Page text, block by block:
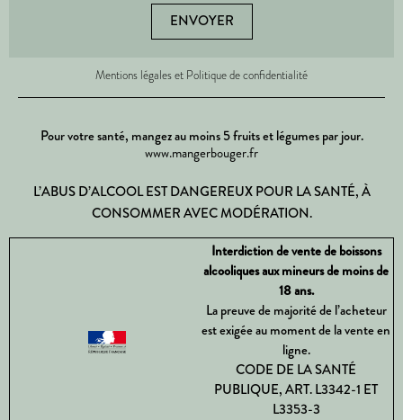
ENVOYER
Mentions légales et Politique de confidentialité
Pour votre santé, mangez au moins 5 fruits et légumes par jour.
www.mangerbouger.fr
L’ABUS D’ALCOOL EST DANGEREUX POUR LA SANTÉ, À
CONSOMMER AVEC MODÉRATION.
Interdiction de vente de boissons
alcooliques aux mineurs de moins de
18 ans.
La preuve de majorité de l’acheteur
est exigée au moment de la vente en
ligne.
CODE DE LA SANTÉ
PUBLIQUE, ART. L3342-1 ET
L3353-3